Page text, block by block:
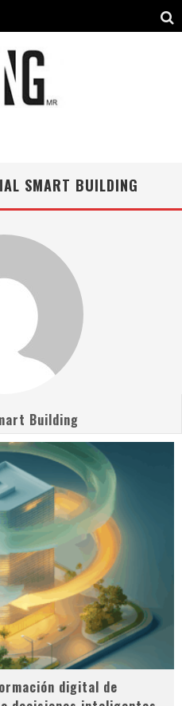
SMART BUILDING
Building
digital de